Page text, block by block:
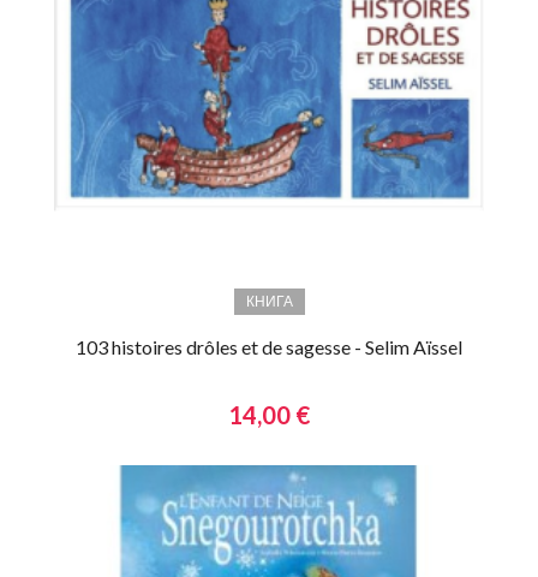
КНИГА
103 histoires drôles et de sagesse - Selim Aïssel
14,00 €